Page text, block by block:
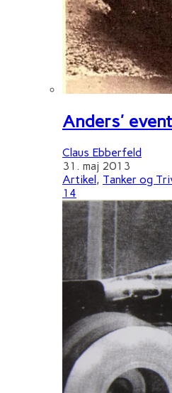
Anders'
Claus Ebberfeld
31. maj 2013
Artikel , Tanker og
14